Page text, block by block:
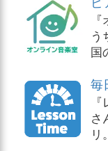
う
国
毎
さ
リ